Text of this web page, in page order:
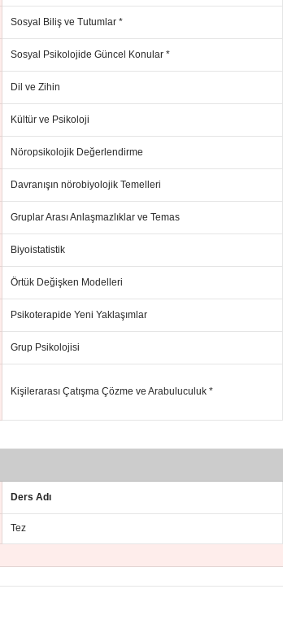
Sosyal Biliş ve Tutumlar *
Sosyal Psikolojide Güncel Konular *
Dil ve Zihin
Kültür ve Psikoloji
Nöropsikolojik Değerlendirme
Davranışın nörobiyolojik Temelleri
Gruplar Arası Anlaşmazlıklar ve Temas
Biyoistatistik
Örtük Değişken Modelleri
Psikoterapide Yeni Yaklaşımlar
Grup Psikolojisi
Kişilerarası Çatışma Çözme ve Arabuluculuk *
Ders Adı
Tez